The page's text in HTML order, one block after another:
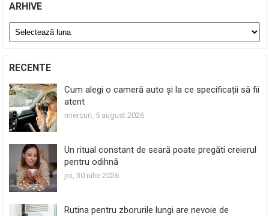
ARHIVE
Arhive
RECENTE
Cum alegi o cameră auto și la ce specificații să fii
atent
miercuri, 5 august 2026
Un ritual constant de seară poate pregăti creierul
pentru odihnă
joi, 30 iulie 2026
Rutina pentru zborurile lungi are nevoie de